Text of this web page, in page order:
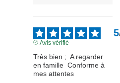
5
Avis vérifié
Très bien ;  A regarder
en famille  Conforme à
mes attentes